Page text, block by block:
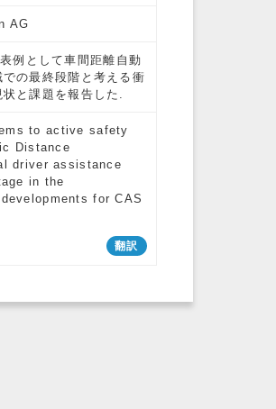
AG
例として車間距離自動
の最終段階と考える衝
と課題を報告した.
to active safety
Distance
driver assistance
in the
for CAS
翻訳